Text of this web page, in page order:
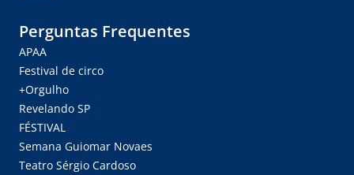
Perguntas Frequentes
APAA
Festival de circo
+Orgulho
Revelando SP
FÉSTIVAL
Semana Guiomar Novaes
Teatro Sérgio Cardoso